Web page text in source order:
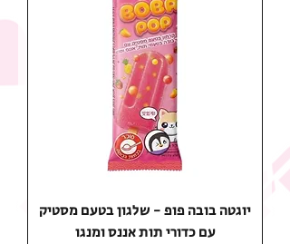
יוגטה בובה פופ - שלגון בטעם מסטיק
עם כדורי תות אננס ומנגו